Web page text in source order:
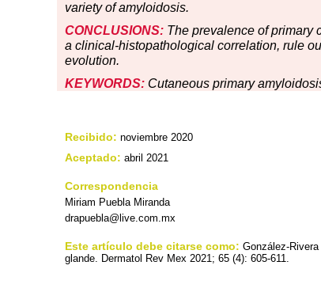
variety of amyloidosis.
CONCLUSIONS: The prevalence of primary
a clinical-histopathological correlation, rule
evolution.
KEYWORDS: Cutaneous primary
Recibido: noviembre 2020
Aceptado: abril 2021
Correspondencia
Miriam Puebla Miranda
drapuebla@live.com.mx
Este artículo debe citarse como: González-
glande. Dermatol Rev Mex 2021; 65 (4): 605-611.